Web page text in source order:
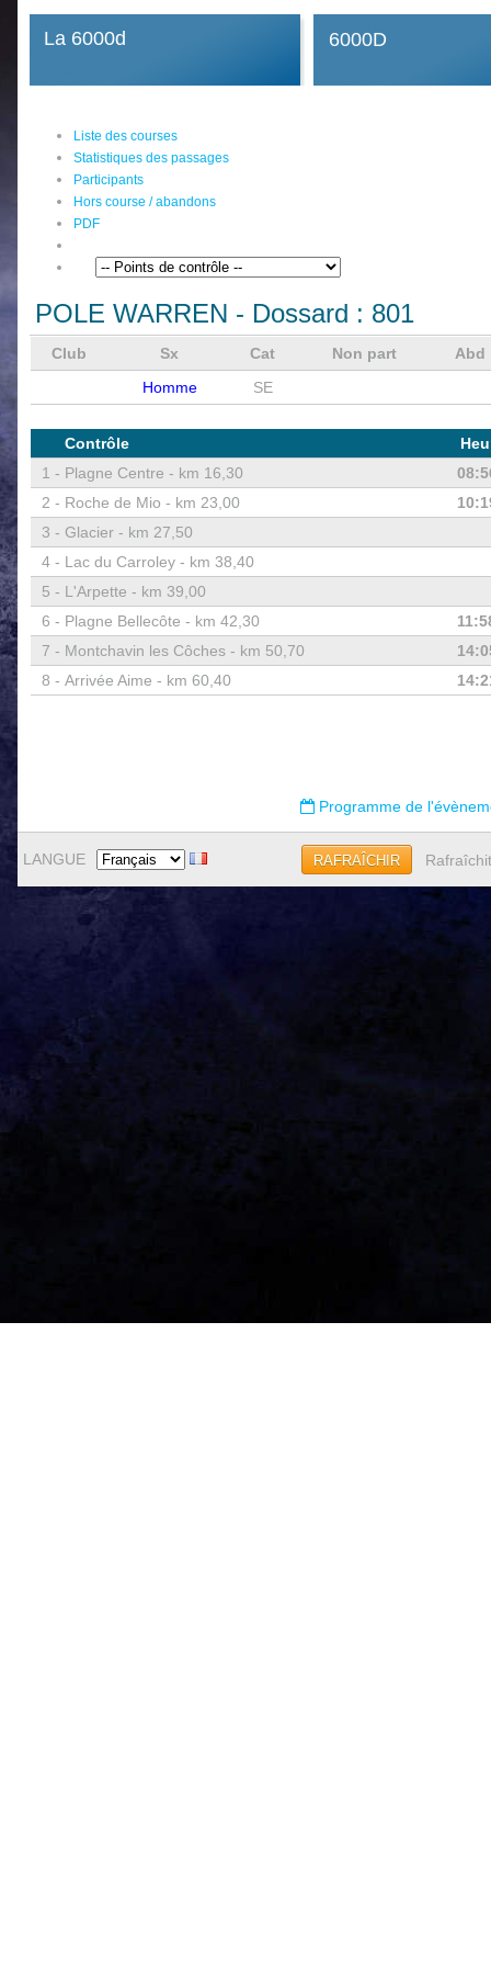
La 6000d 6000D
Liste des courses
Statistiques des passages
Participants
Hors course / abandons
PDF
POLE WARREN - Dossard : 801
Club Sx Cat Non part
Abd
Homme
SE
Contrôle
1 - Plagne Centre - km 16,30
2 - Roche de Mio - km 23,00
3 - Glacier - km 27,50
4 - Lac du Carroley - km 38,40
5 - L'Arpette - km 39,00
6 - Plagne Bellecôte - km 42,30
7 - Montchavin les Côches - km 50,70
8 - Arrivée Aime - km 60,40
Programme de
LANGUE RAFRAÎCHIR